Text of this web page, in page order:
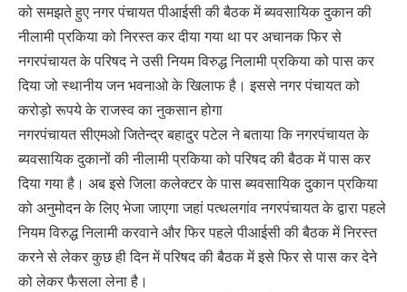
को समझते हुए नगर पंचायत पीआईसी की बैठक में ब्यवसायिक दुकान की
नीलामी प्रकिया को निरस्त कर दीया गया था पर अचानक फिर से
नगरपंचायत के परिषद ने उसी नियम विरुद्ध निलामी प्रकिया को पास कर
दिया जो स्थानीय जन भवनाओ के खिलाफ है। इससे नगर पंचायत को
करोड़ो रूपये के राजस्व का नुकसान होगा
नगरपंचायत सीएमओ जितेन्द्र बहादुर पटेल ने बताया कि नगरपंचायत के
ब्यवसायिक दुकानों की नीलामी प्रकिया को परिषद की बैठक में पास कर
दिया गया है। अब इसे जिला कलेक्टर के पास ब्यवसायिक दुकान प्रकिया
को अनुमोदन के लिए भेजा जाएगा जहां पत्थलगांव नगरपंचायत के द्वारा पहले
नियम विरुद्ध निलामी करवाने और फिर पहले पीआईसी की बैठक में निरस्त
करने से लेकर कुछ ही दिन में परिषद की बैठक में इसे फिर से पास कर देने
को लेकर फैसला लेना है।